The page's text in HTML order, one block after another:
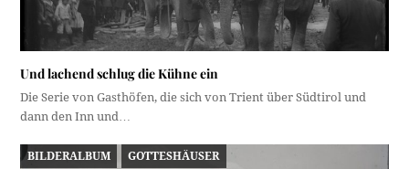
Und lachend schlug die Kühne ein
Die Serie von Gasthöfen, die sich von Trient über Südtirol und
dann den Inn und…
BILDERALBUM GOTTESHÄUSER